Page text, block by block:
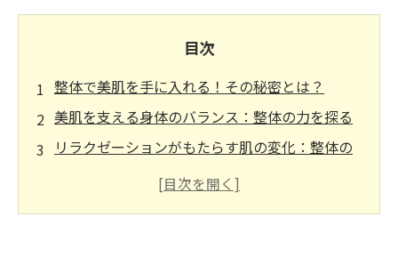
目次
整体で美肌を手に入れる！その秘密とは？
美肌を支える身体のバランス：整体の力を探る
リラクゼーションがもたらす肌の変化：整体の